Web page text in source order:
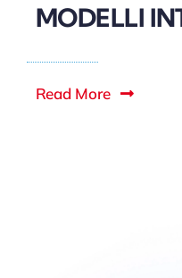
MODELLI
Read More